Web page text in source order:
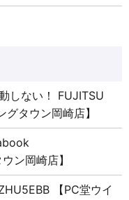
しない！ FUJITSU
タウン岡崎店】
ン岡崎店】
【PC堂ウイ